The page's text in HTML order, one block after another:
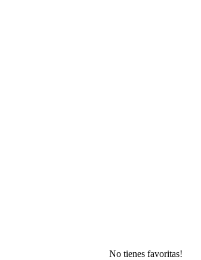
No tienes favoritas!